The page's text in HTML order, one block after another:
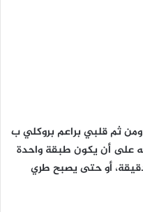
مئوية)، ومن ثم قلبي براعم بروكلي ب
على أن يكون طبقة واحدة
صينية الفرن، وخبزيه لمدة 20 دقيقة، أو حتى يصبح طري